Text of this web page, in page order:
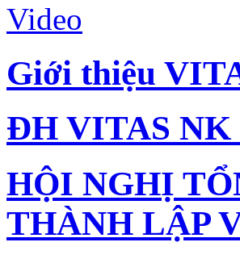
Video
Giới thiệu
ĐH VITAS NK
HỘI NGHỊ
THÀNH LẬP